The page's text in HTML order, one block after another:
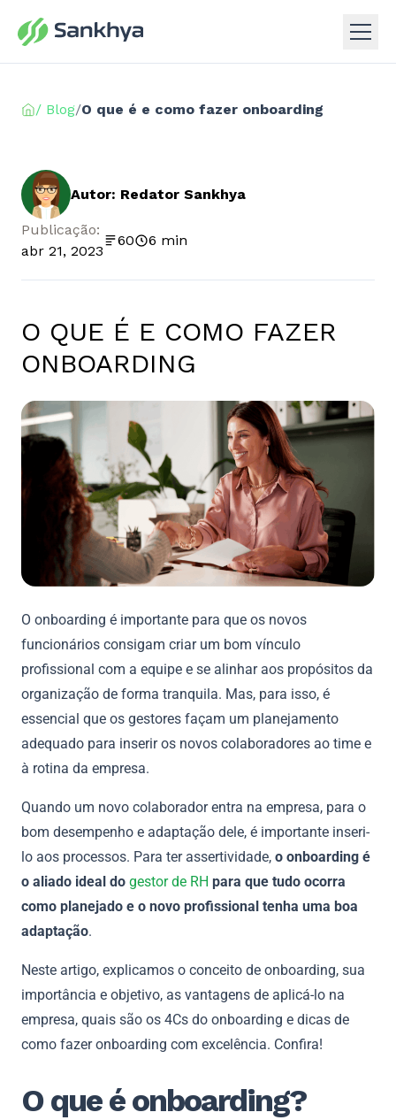
/ Blog/O que é e como fazer onboarding
Autor: Redator Sankhya
Publicação:
abr 21, 2023
60 6 min
O QUE É E COMO FAZER
ONBOARDING
O onboarding é importante para que os novos
funcionários consigam criar um bom vínculo
profissional com a equipe e se alinhar aos propósitos da
organização de forma tranquila. Mas, para isso, é
essencial que os gestores façam um planejamento
adequado para inserir os novos colaboradores ao time e
à rotina da empresa.
Quando um novo colaborador entra na empresa, para o
bom desempenho e adaptação dele, é importante inseri-
lo aos processos. Para ter assertividade, o onboarding é
o aliado ideal do gestor de RH para que tudo ocorra
como planejado e o novo profissional tenha uma boa
adaptação.
Neste artigo, explicamos o conceito de onboarding, sua
importância e objetivo, as vantagens de aplicá-lo na
empresa, quais são os 4Cs do onboarding e dicas de
como fazer onboarding com excelência. Confira!
O que é onboarding?